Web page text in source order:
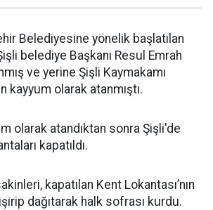
Belediyesine yönelik başlatılan
belediye Başkanı Resul Emrah
ve yerine Şişli Kaymakamı
kayyum olarak atanmıştı.
olarak atandıktan sonra Şişli'de
kapatıldı.
kapatılan Kent Lokantası’nın
dağıtarak halk sofrası kurdu.